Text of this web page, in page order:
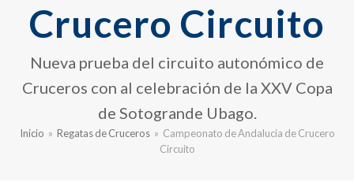
Crucero Circuito
Nueva prueba del circuito autonómico de
Cruceros con al celebración de la XXV Copa
de Sotogrande Ubago.
Inicio » Regatas de Cruceros » Campeonato de Andalucía de Crucero
Circuito